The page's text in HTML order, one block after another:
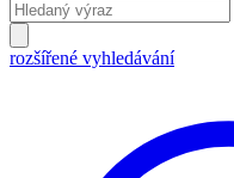
rozšířené vyhledávání